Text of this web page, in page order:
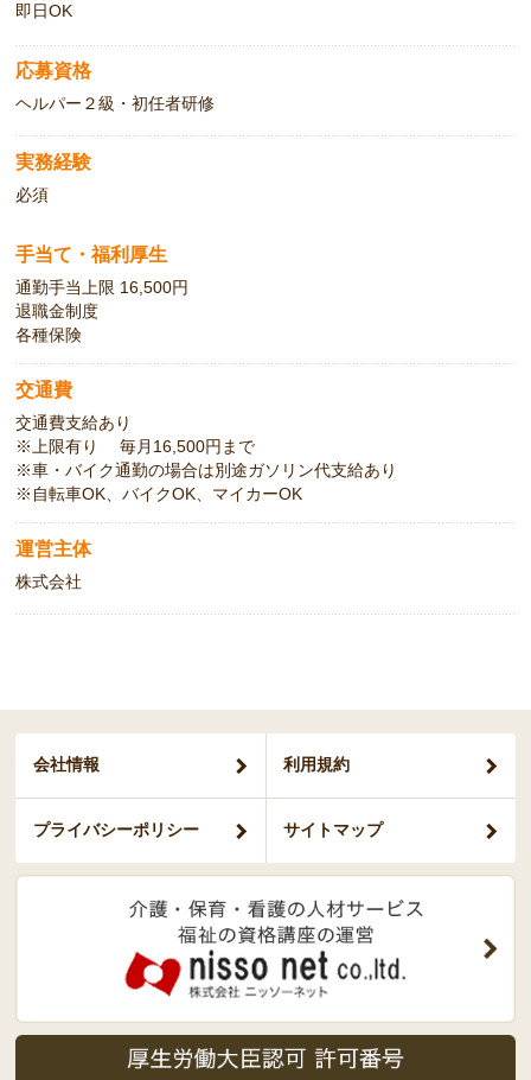
即日OK
応募資格
ヘルパー２級・初任者研修
実務経験
必須
手当て・福利厚生
通勤手当上限 16,500円
退職金制度
各種保険
交通費
交通費支給あり
※上限有り 毎月16,500円まで
※車・バイク通勤の場合は別途ガソリン代支給あり
※自転車OK、バイクOK、マイカーOK
運営主体
株式会社
会社情報 利用規約
プライバシーポリシー サイトマップ